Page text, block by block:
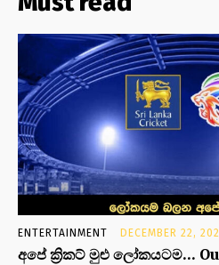
ENTERTAINMENT DECEMBER 22,
අපේ ක්‍රිකට් මුළු ලෝකයටම…